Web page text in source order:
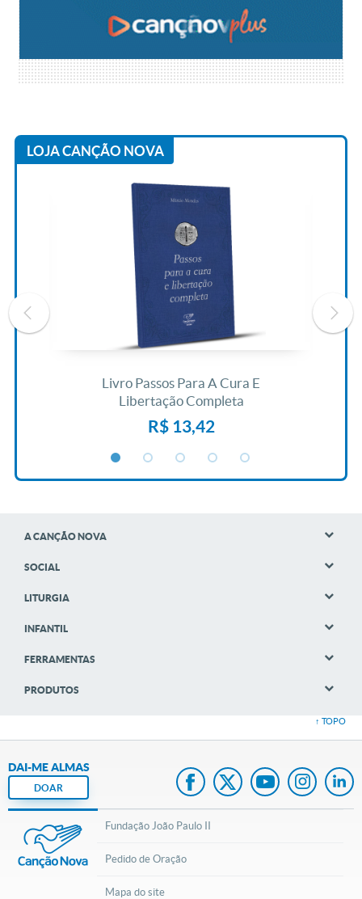
LOJA CANÇÃO NOVA
Livro Passos Para A Cura E
Libertação Completa
R$ 13,42
A CANÇÃO NOVA
SOCIAL
LITURGIA
INFANTIL
FERRAMENTAS
PRODUTOS
↑ TOPO
DAI-ME ALMAS
DOAR
Fundação João Paulo II
Pedido de Oração
Mapa do site